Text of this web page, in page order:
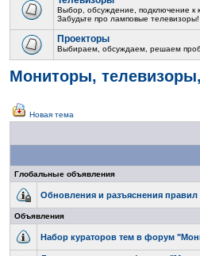
Выбор, обсуждение, подключение к
Забудьте про ламповые
Проекторы
Выбираем, обсуждаем, решаем
Мониторы,
Новая тема
Глобальные объявления
Обновления и разъяснения правил
Объявления
Набор кураторов тем в форум